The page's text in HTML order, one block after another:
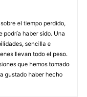
el tiempo perdido,
podría haber sido. Una
sencilla e
llevan todo el peso.
que hemos tomado
gustado haber hecho